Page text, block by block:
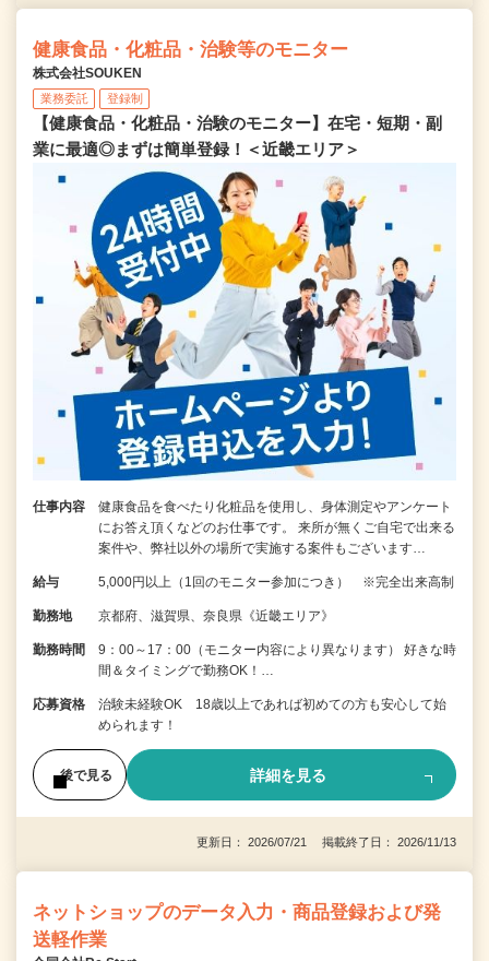
健康食品・化粧品・治験等のモニター
株式会社SOUKEN
業務委託 登録制
【健康食品・化粧品・治験のモニター】在宅・短期・副
業に最適◎まずは簡単登録！＜近畿エリア＞
仕事内容
健康食品を食べたり化粧品を使用し、身体測定やアンケート
にお答え頂くなどのお仕事です。 来所が無くご自宅で出来る
案件や、弊社以外の場所で実施する案件もございます…
給与 5,000円以上（1回のモニター参加につき） ※完全出来高制
勤務地 京都府、滋賀県、奈良県《近畿エリア》
勤務時間
9：00～17：00（モニター内容により異なります） 好きな時
間＆タイミングで勤務OK！…
応募資格
治験未経験OK 18歳以上であれば初めての方も安心して始
められます！
後で見る 詳細を見る
更新日： 2026/07/21 掲載終了日： 2026/11/13
ネットショップのデータ入力・商品登録および発
送軽作業